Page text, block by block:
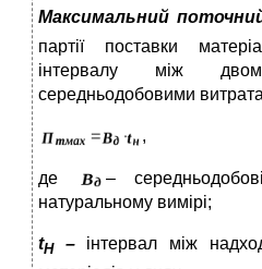
Максимальний
партії поставки
інтервалу між
середньодобовими
,
де
–
натуральному вимірі;
tH–інтервал між